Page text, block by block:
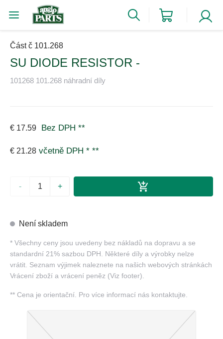
Část č 101.268
SU DIODE RESISTOR -
101268 101.268 náhradní díly
€ 17.59 Bez DPH **
€ 21.28 včetně DPH * **
- +
Není skladem
* Všechny ceny jsou uvedeny bez nákladů na dopravu a se
standardní 21% sazbou DPH. Některé díly a výrobky nelze
vrátit. Seznam výjimek naleznete na našich webových stránkách
Vrácení zboží a vrácení peněz (Viz footer).
** Cena je orientační. Pro více informací nás kontaktujte.